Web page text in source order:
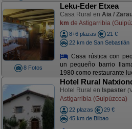
8 Fotos
Leku-Eder Etxea
Casa Rural en Aia /
km de Astigarribia
8+6 plazas
21 €
22 km de San Sebastián
Casa rústica con
un pequeño barrio
1980 como restaurante
Hotel Rural
Hotel Rural en Ispaster
Astigarribia (Guipúzcoa)
22 plazas
29 €
45 km de Bilbao